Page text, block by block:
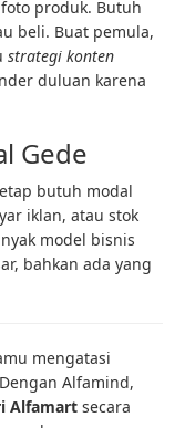
foto produk. Butuh
beli. Buat pemula,
strategi konten
duluan karena
Gede
butuh modal
iklan, atau stok
model bisnis
bahkan ada yang
mengatasi
Alfamind,
Alfamart secara